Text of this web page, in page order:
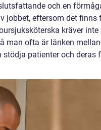
och en
jobbet, eftersom det finns
kräver
man ofta är länken
patienter och